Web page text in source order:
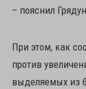
– пояснил
При этом, как
против
выделяемых из